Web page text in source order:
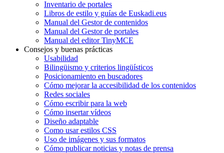
Inventario de portales
Libros de estilo y guías de Euskadi.eus
Manual del Gestor de contenidos
Manual del Gestor de portales
Manual del editor TinyMCE
Consejos y buenas prácticas
Usabilidad
Bilingüismo y criterios lingüísticos
Posicionamiento en buscadores
Cómo mejorar la accesibilidad de los contenidos
Redes sociales
Cómo escribir para la web
Cómo insertar vídeos
Diseño adaptable
Como usar estilos CSS
Uso de imágenes y sus formatos
Cómo publicar noticias y notas de prensa